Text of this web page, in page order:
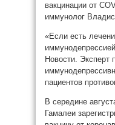
вакцинации от
иммунолог
«Если есть
Новости. Эксперт
пациентов
В середине
Гамалеи